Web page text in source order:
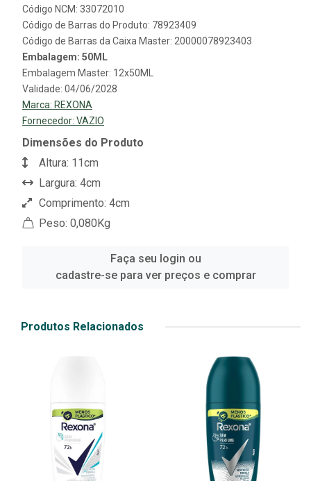
Código NCM: 33072010
Código de Barras do Produto: 78923409
Código de Barras da Caixa Master: 20000078923403
Embalagem: 50ML
Embalagem Master: 12x50ML
Validade: 04/06/2028
Marca: REXONA
Fornecedor: VAZIO
Dimensões do Produto
Altura: 11cm
Largura: 4cm
Comprimento: 4cm
Peso: 0,080Kg
Faça seu login ou
cadastre-se para ver preços e comprar
Produtos Relacionados